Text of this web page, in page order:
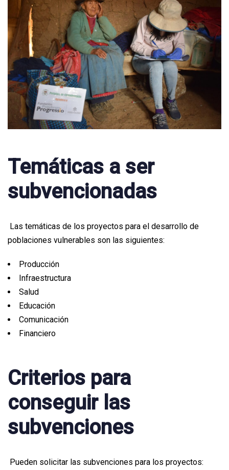
Temáticas a ser
subvencionadas
Las temáticas de los proyectos para el desarrollo de
poblaciones vulnerables son las siguientes:
Producción
Infraestructura
Salud
Educación
Comunicación
Financiero
Criterios para
conseguir las
subvenciones
Pueden solicitar las subvenciones para los proyectos: